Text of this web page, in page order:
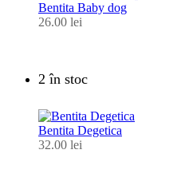
Bentita Baby dog
26.00 lei
2 în stoc
Bentita Degetica
32.00 lei